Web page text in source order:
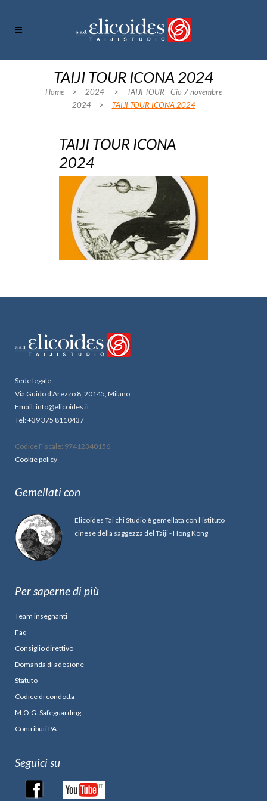
TAIJI TOUR ICONA 2024
Home > 2024 >
TAIJI TOUR - Gio 7 novembre
2024
> TAIJI TOUR ICONA 2024
TAIJI TOUR ICONA
2024
Sede legale:
Via Guido d’Arezzo 8, 20145, Milano
Email: info@elicoides.it
Tel: +39 375 8110437
Codice Fiscale: 97412340156
Cookie policy
Gemellati con
Elicoides Tai chi Studio è gemellata con l'istituto
cinese della saggezza del Taiji - Hong Kong
Per saperne di più
Team insegnanti
Faq
Consiglio direttivo
Domanda di adesione
Statuto
Codice di condotta
M.O.G. Safeguarding
Contributi PA
Seguici su